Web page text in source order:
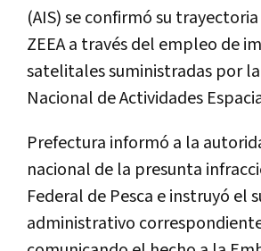
(AIS) se confirmó su
ZEEA a través del empleo de
satelitales suministradas por
Nacional de Actividades
Prefectura informó a la
nacional de la presunta
Federal de Pesca e instruyó el
administrativo